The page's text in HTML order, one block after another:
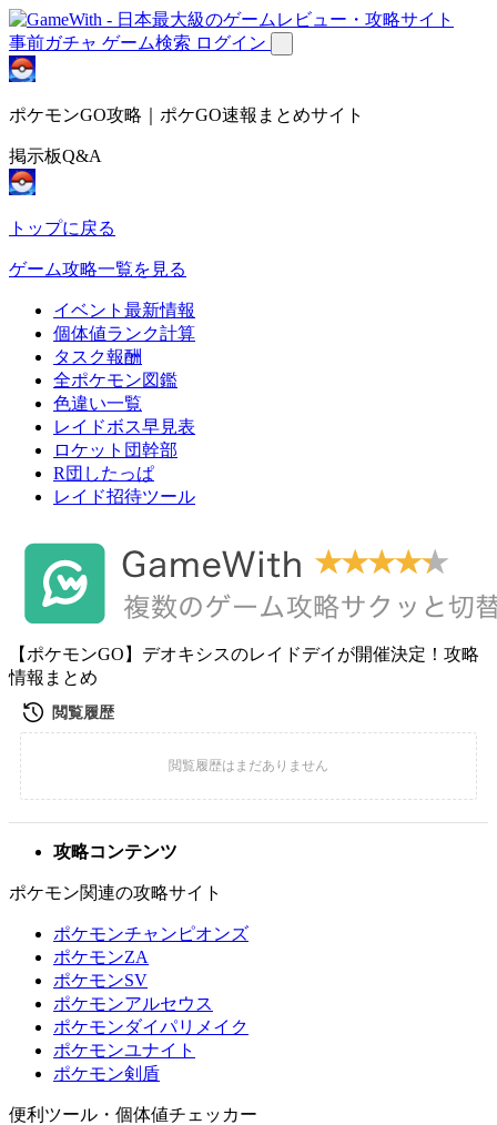
事前ガチャ ゲーム検索 ログイン
ポケモンGO攻略｜ポケGO速報まとめサイト
掲示板Q&A
トップに戻る
ゲーム攻略一覧を見る
イベント最新情報
個体値ランク計算
タスク報酬
全ポケモン図鑑
色違い一覧
レイドボス早見表
ロケット団幹部
R団したっぱ
レイド招待ツール
【ポケモンGO】デオキシスのレイドデイが開催決定！攻略
情報まとめ
攻略コンテンツ
ポケモン関連の攻略サイト
ポケモンチャンピオンズ
ポケモンZA
ポケモンSV
ポケモンアルセウス
ポケモンダイパリメイク
ポケモンユナイト
ポケモン剣盾
便利ツール・個体値チェッカー